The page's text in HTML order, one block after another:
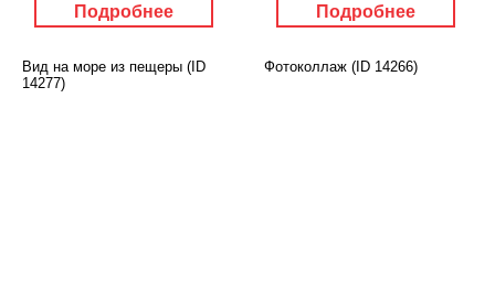
Подробнее Подробнее
Вид на море из пещеры (ID
14277)
Фотоколлаж (ID 14266)